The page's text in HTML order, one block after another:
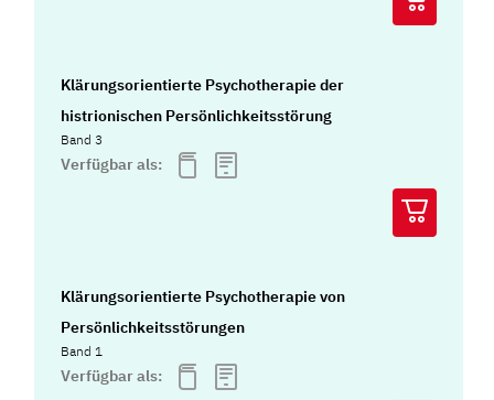
Klärungsorientierte Psychotherapie der
histrionischen Persönlichkeitsstörung
Band 3
Verfügbar als:
Klärungsorientierte Psychotherapie von
Persönlichkeitsstörungen
Band 1
Verfügbar als: